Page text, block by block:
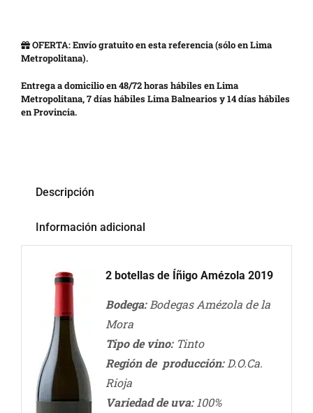
OFERTA: Envío gratuito en esta referencia (sólo en Lima
Metropolitana).
Entrega a domicilio en 48/72 horas hábiles en Lima
Metropolitana, 7 días hábiles Lima Balnearios y 14 días hábiles
en Provincia.
Descripción
Información adicional
2 botellas de Íñigo Amézola 2019
Bodega:Bodegas Amézola de la
Mora
Tipo de vino:Tinto
Región de producción:D.O.Ca.
Rioja
Variedad de uva:100%